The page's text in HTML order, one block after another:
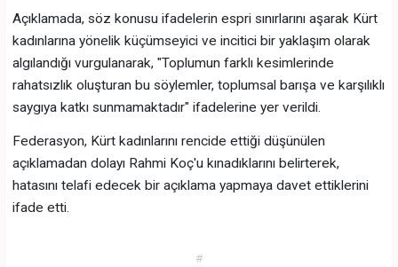
Açıklamada, söz konusu ifadelerin espri sınırlarını aşarak Kürt
kadınlarına yönelik küçümseyici ve incitici bir yaklaşım olarak
algılandığı vurgulanarak, "Toplumun farklı kesimlerinde
rahatsızlık oluşturan bu söylemler, toplumsal barışa ve karşılıklı
saygıya katkı sunmamaktadır" ifadelerine yer verildi.
Federasyon, Kürt kadınlarını rencide ettiği düşünülen
açıklamadan dolayı Rahmi Koç'u kınadıklarını belirterek,
hatasını telafi edecek bir açıklama yapmaya davet ettiklerini
ifade etti.
#